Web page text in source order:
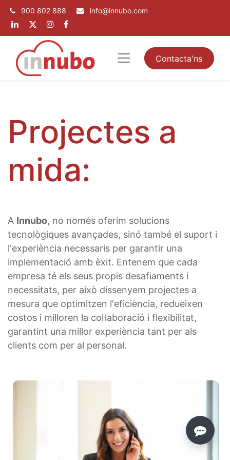
900 802 888 info@innubo.com
Contacta'ns
Projectes a
mida:
A Innubo, no només oferim solucions
tecnològiques avançades, sinó també el suport i
l'experiència necessaris per garantir una
implementació amb èxit. Entenem que cada
empresa té els seus propis desafiaments i
necessitats, per això dissenyem projectes a
mesura que optimitzen l'eficiència, redueixen
costos i milloren la col·laboració i flexibilitat,
garantint una millor experiència tant per als
clients com per al personal.